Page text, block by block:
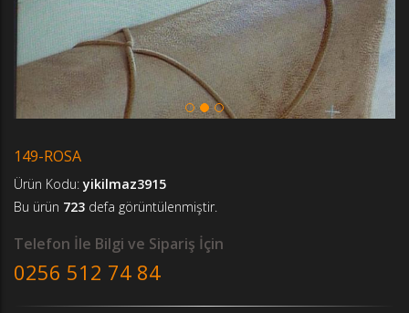
149-ROSA
Ürün Kodu:yikilmaz3915
Bu ürün 723 defa görüntülenmiştir.
Telefon İle Bilgi ve Sipariş İçin
0256 512 74 84